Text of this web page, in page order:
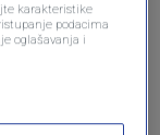
karakteristike
podacima
oglašavanja i